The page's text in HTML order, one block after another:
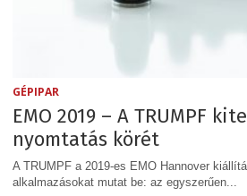
GÉPIPAR
EMO 2019 – A TRUMPF
nyomtatás körét
A TRUMPF a 2019-es EMO Hannover
alkalmazásokat mutat be: az egyszerűen...